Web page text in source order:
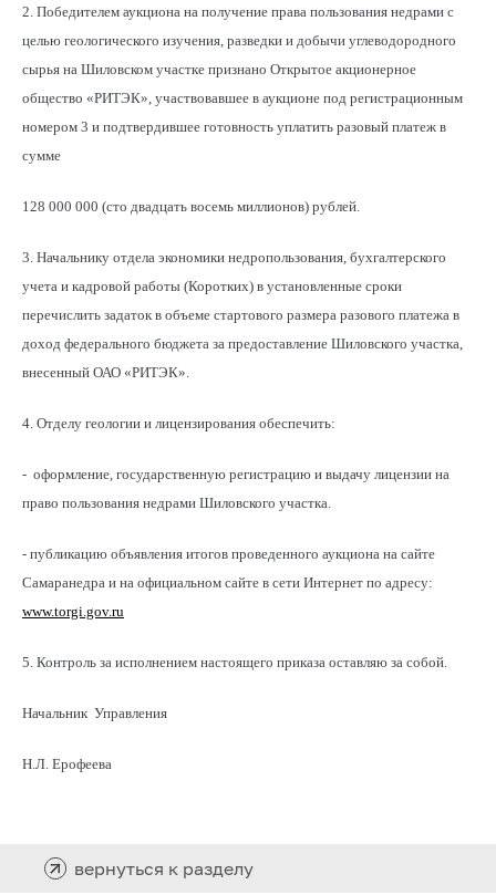
2. Победителем аукциона на получение права пользования недрами с
целью геологического изучения, разведки и добычи углеводородного
сырья на Шиловском участке признано Открытое акционерное
общество «РИТЭК», участвовавшее в аукционе под регистрационным
номером 3 и подтвердившее готовность уплатить разовый платеж в
сумме
128 000 000 (сто двадцать восемь миллионов) рублей.
3. Начальнику отдела экономики недропользования, бухгалтерского
учета и кадровой работы (Коротких) в установленные сроки
перечислить задаток в объеме стартового размера разового платежа в
доход федерального бюджета за предоставление Шиловского участка,
внесенный ОАО «РИТЭК».
4. Отделу геологии и лицензирования обеспечить:
- оформление, государственную регистрацию и выдачу лицензии на
право пользования недрами Шиловского участка.
- публикацию объявления итогов проведенного аукциона на сайте
Самаранедра и на официальном сайте в сети Интернет по адресу:
www.torgi.gov.ru
5. Контроль за исполнением настоящего приказа оставляю за собой.
Начальник Управления
Н.Л. Ерофеева
вернуться к разделу